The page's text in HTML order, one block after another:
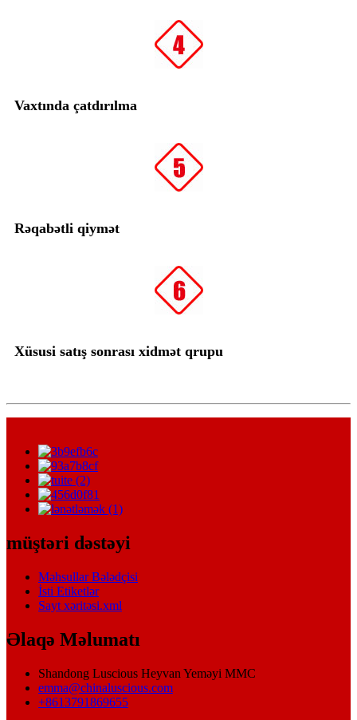
Vaxtında çatdırılma
Rəqabətli qiymət
Xüsusi satış sonrası xidmət qrupu
müştəri dəstəyi
Məhsullar Bələdçisi
İsti Etiketlər
Sayt xəritəsi.xml
Əlaqə Məlumatı
Shandong Luscious Heyvan Yeməyi MMC
emma@chinaluscious.com
+8613791869655